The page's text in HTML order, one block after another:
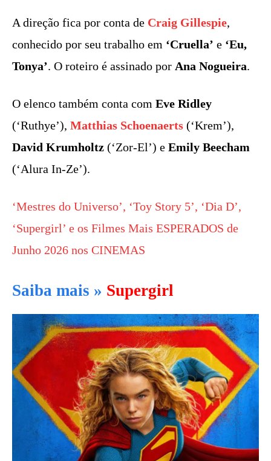
A direção fica por conta de Craig Gillespie,
conhecido por seu trabalho em ‘Cruella’ e ‘Eu,
Tonya’. O roteiro é assinado por Ana Nogueira.
O elenco também conta com Eve Ridley
(‘Ruthye’), Matthias Schoenaerts (‘Krem’),
David Krumholtz (‘Zor-El’) e Emily Beecham
(‘Alura In-Ze’).
‘Mestres do Universo’, ‘Toy Story 5’, ‘Dia D’,
‘Supergirl’ e os Filmes Mais ESPERADOS de
Junho 2026 nos CINEMAS
Saiba mais » Supergirl